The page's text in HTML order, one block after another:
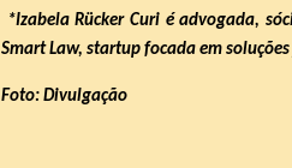
*Izabela Rücker Curi é advogada,
Smart Law, startup focada em
Foto: Divulgação